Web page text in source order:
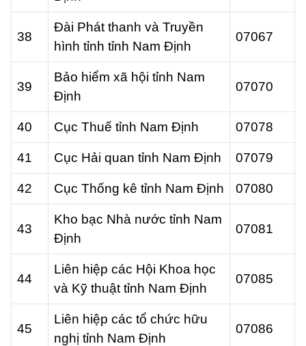
38
Đài Phát thanh và Truyền
hình tỉnh tỉnh Nam Định
07067
39
Bảo hiểm xã hội tỉnh Nam
Định
07070
40 Cục Thuế tỉnh Nam Định 07078
41 Cục Hải quan tỉnh Nam Định 07079
42 Cục Thống kê tỉnh Nam Định 07080
43
Kho bạc Nhà nước tỉnh Nam
Định
07081
44
Liên hiệp các Hội Khoa học
và Kỹ thuật tỉnh Nam Định
07085
45
Liên hiệp các tổ chức hữu
nghị tỉnh Nam Định
07086